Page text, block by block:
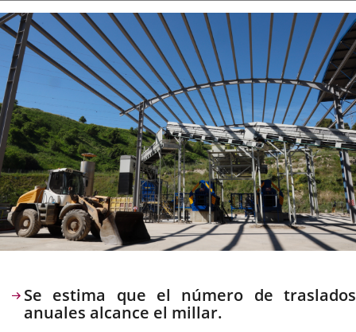
externa.externa.
la
noticia
Descripción
Se estima que el número de traslados
anuales alcance el millar.